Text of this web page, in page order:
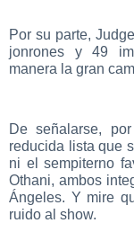
Por su parte,
jonrones y 49
manera la gran
De señalarse,
reducida lista que
ni el sempiterno
Othani, ambos
Ángeles. Y mire
ruido al show.